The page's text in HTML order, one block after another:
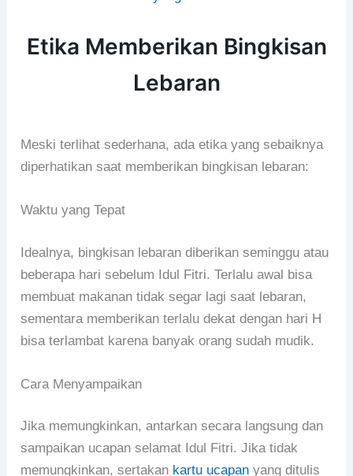
Etika Memberikan Bingkisan
Lebaran
Meski terlihat sederhana, ada etika yang sebaiknya
diperhatikan saat memberikan bingkisan lebaran:
Waktu yang Tepat
Idealnya, bingkisan lebaran diberikan seminggu atau
beberapa hari sebelum Idul Fitri. Terlalu awal bisa
membuat makanan tidak segar lagi saat lebaran,
sementara memberikan terlalu dekat dengan hari H
bisa terlambat karena banyak orang sudah mudik.
Cara Menyampaikan
Jika memungkinkan, antarkan secara langsung dan
sampaikan ucapan selamat Idul Fitri. Jika tidak
memungkinkan, sertakan kartu ucapan yang ditulis